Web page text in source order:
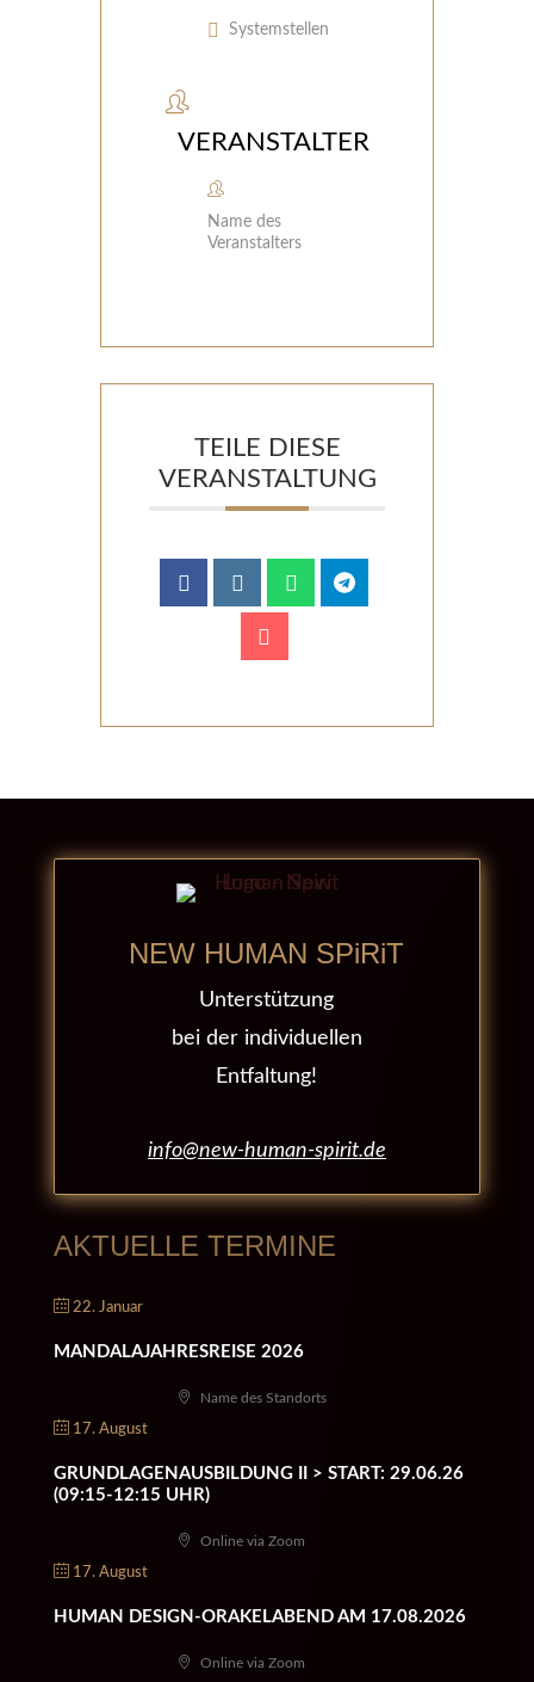
Systemstellen
VERANSTALTER
Name des
Veranstalters
TEILE DIESE
VERANSTALTUNG
NEW HUMAN SPiRiT
Unterstützung
bei der individuellen
Entfaltung!
info@new-human-spirit.de
AKTUELLE TERMINE
22. Januar
MANDALAJAHRESREISE 2026
Name des Standorts
17. August
GRUNDLAGENAUSBILDUNG II > START: 29.06.26
(09:15-12:15 UHR)
Online via Zoom
17. August
HUMAN DESIGN-ORAKELABEND AM 17.08.2026
Online via Zoom